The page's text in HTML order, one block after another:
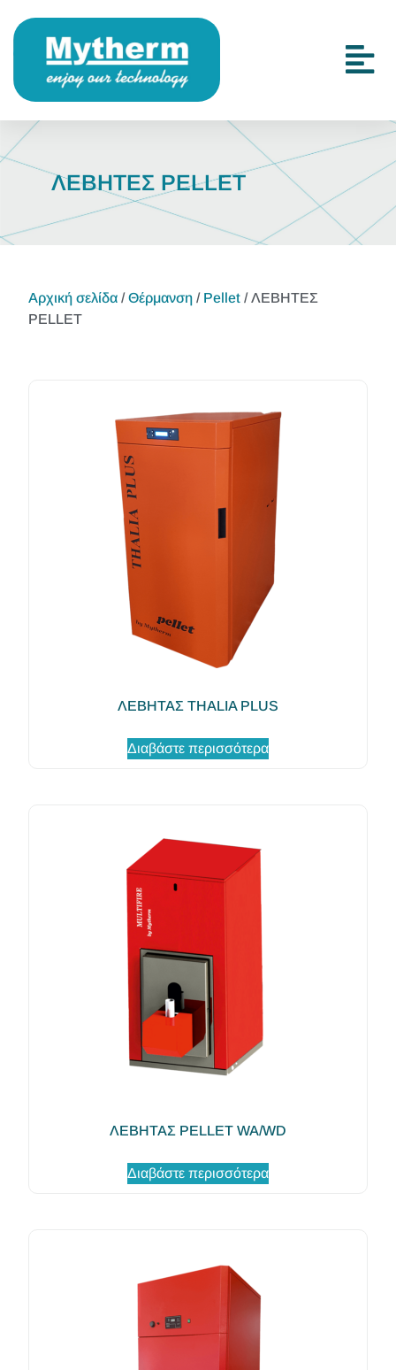
ΛΕΒΗΤΕΣ PELLET
Αρχική σελίδα /Θέρμανση / Pellet / ΛΕΒΗΤΕΣ
PELLET
ΛΕΒΗΤΑΣ THALIA PLUS
Διαβάστε περισσότερα
ΛΕΒΗΤΑΣ PELLET WA/WD
Διαβάστε περισσότερα